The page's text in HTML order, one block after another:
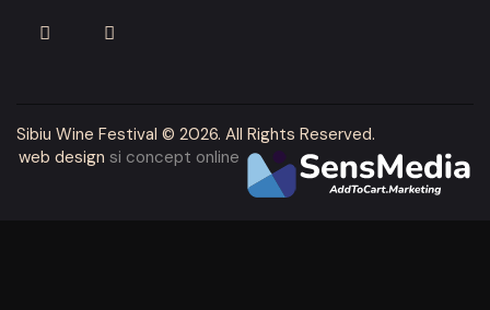
Sibiu Wine Festival © 2026. All Rights Reserved.
web design si concept online